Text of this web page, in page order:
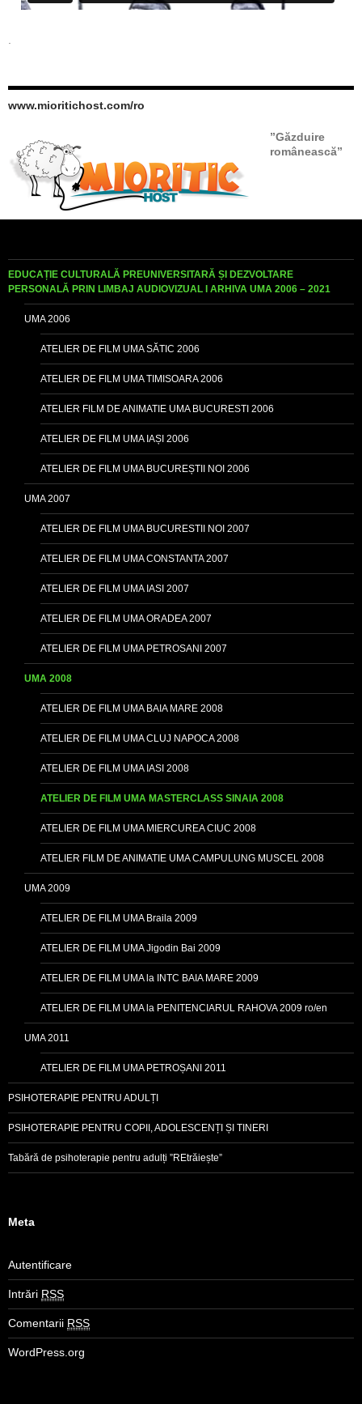
www.mioritichost.com/ro
”Găzduire
românească”
EDUCAȚIE CULTURALĂ PREUNIVERSITARĂ ȘI DEZVOLTARE
PERSONALĂ PRIN LIMBAJ AUDIOVIZUAL I ARHIVA UMA 2006 – 2021
UMA 2006
ATELIER DE FILM UMA SĂTIC 2006
ATELIER DE FILM UMA TIMISOARA 2006
ATELIER FILM DE ANIMATIE UMA BUCURESTI 2006
ATELIER DE FILM UMA IAȘI 2006
ATELIER DE FILM UMA BUCUREȘTII NOI 2006
UMA 2007
ATELIER DE FILM UMA BUCURESTII NOI 2007
ATELIER DE FILM UMA CONSTANTA 2007
ATELIER DE FILM UMA IASI 2007
ATELIER DE FILM UMA ORADEA 2007
ATELIER DE FILM UMA PETROSANI 2007
UMA 2008
ATELIER DE FILM UMA BAIA MARE 2008
ATELIER DE FILM UMA CLUJ NAPOCA 2008
ATELIER DE FILM UMA IASI 2008
ATELIER DE FILM UMA MASTERCLASS SINAIA 2008
ATELIER DE FILM UMA MIERCUREA CIUC 2008
ATELIER FILM DE ANIMATIE UMA CAMPULUNG MUSCEL 2008
UMA 2009
ATELIER DE FILM UMA Braila 2009
ATELIER DE FILM UMA Jigodin Bai 2009
ATELIER DE FILM UMA la INTC BAIA MARE 2009
ATELIER DE FILM UMA la PENITENCIARUL RAHOVA 2009 ro/en
UMA 2011
ATELIER DE FILM UMA PETROȘANI 2011
PSIHOTERAPIE PENTRU ADULȚI
PSIHOTERAPIE PENTRU COPII, ADOLESCENȚI ȘI TINERI
Tabără de psihoterapie pentru adulți ”REtrăiește”
Meta
Autentificare
Intrări RSS
Comentarii RSS
WordPress.org